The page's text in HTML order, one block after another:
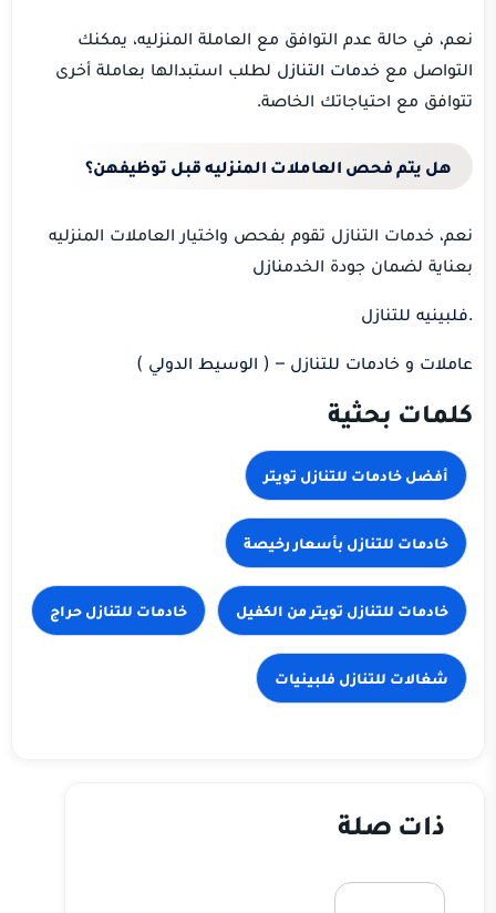
نعم، في حالة عدم التوافق مع العاملة المنزليه، يمكنك
التواصل مع خدمات التنازل لطلب استبدالها بعاملة أخرى
تتوافق مع احتياجاتك الخاصة.
هل يتم فحص العاملات المنزليه قبل توظيفهن؟
نعم، خدمات التنازل تقوم بفحص واختيار العاملات المنزليه
بعناية لضمان جودة الخدمنازل
.فلبينيه للتنازل
عاملات و خادمات للتنازل – ( الوسيط الدولي )
كلمات بحثية
أفضل خادمات للتنازل تويتر
خادمات للتنازل بأسعار رخيصة
خادمات للتنازل تويتر من الكفيل خادمات للتنازل حراج
شغالات للتنازل فلبينيات
ذات صلة